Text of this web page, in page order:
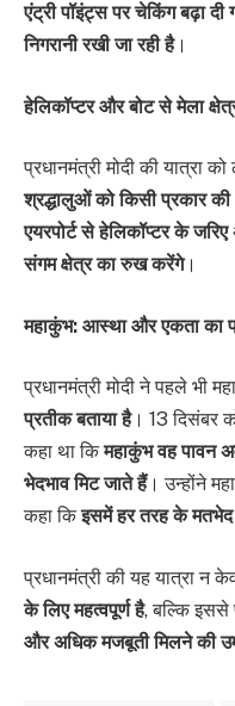
एंट्री पॉइंट्स पर चेकिंग बढ़ा दी
निगरानी रखी जा रही है।
हेलिकॉप्टर और बोट से मेला
प्रधानमंत्री मोदी की यात्रा
श्रद्धालुओं को किसी प्रकार की
एयरपोर्ट से हेलिकॉप्टर के
संगम क्षेत्र का रुख करेंगे।
महाकुंभ: आस्था और एकता का
प्रधानमंत्री मोदी ने पहले भी
प्रतीक बताया है। 13 दिसंबर
कहा था किमहाकुंभ वह पावन
भेदभाव मिट जाते हैं। उन्होंने
कहा किइसमें हर तरह के मतभेद
प्रधानमंत्री की यह यात्रा न
के लिए महत्वपूर्ण है, बल्कि
और अधिक मजबूती मिलने की